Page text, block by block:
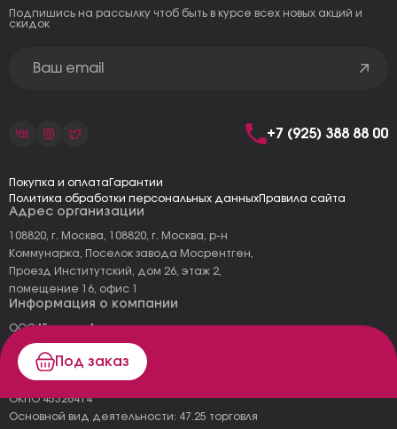
Под заказ
Адрес организации
108820, г. Москва, 108820, г. Москва, р-н
Коммунарка, Поселок завода Мосрентген,
Проезд Институтский, дом 26, этаж 2,
помещение 16, офис 1
Информация о компании
ООО "Тоскана"
ИНН: 7727177973
КПП: 775101001
ОГРН 1157746478120
ОКПО 45326414
Основной вид деятельности: 47.25 торговля
Подпишись на рассылку чтоб быть в курсе всех новых акций и
скидок
+7 (925) 388 88 00
Покупка и оплата Гарантии
Политика обработки персональных данныхПравила сайта